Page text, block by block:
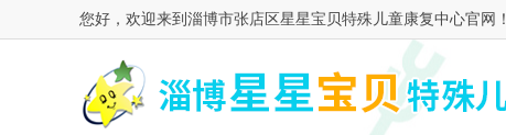
您好，欢迎来到淄博市张店区星星宝贝特殊儿童康复中心官网！